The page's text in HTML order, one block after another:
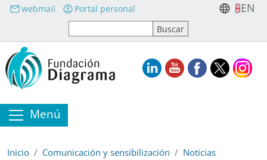
Pasar al contenido principal
webmail Portal personal EN
Menú
Inicio Comunicación y sensibilización Noticias